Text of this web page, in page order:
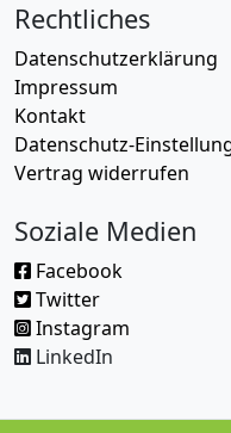
Rechtliches
Datenschutzerklärung
Impressum
Kontakt
Datenschutz-
Vertrag widerrufen
Soziale Medien
Facebook
Twitter
Instagram
LinkedIn